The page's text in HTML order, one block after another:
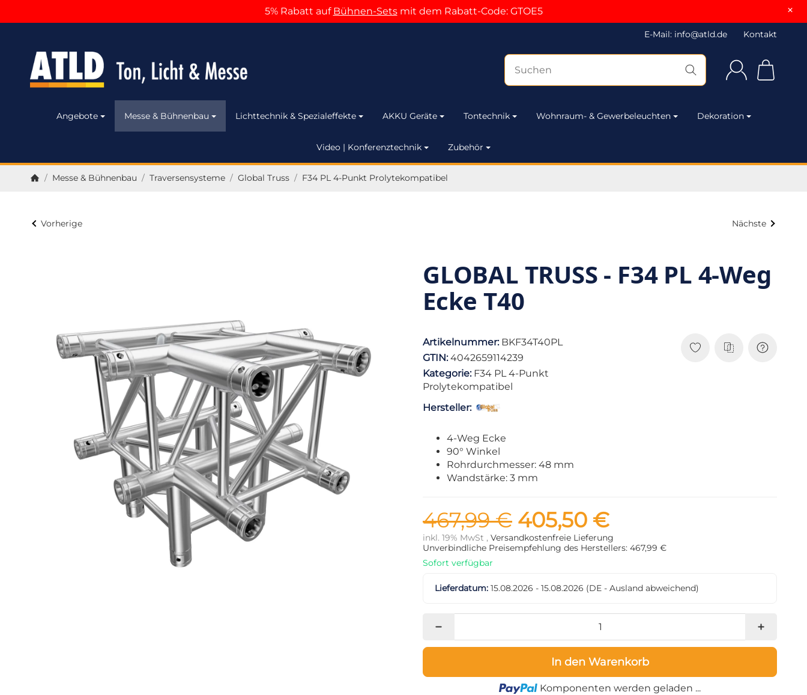
5% Rabatt auf Bühnen-Setsmit dem Rabatt-Code: GTOE5 ×
E-Mail: info@atld.de Kontakt
Angebote Messe & Bühnenbau Lichttechnik & Spezialeffekte AKKU Geräte Tontechnik Wohnraum- & Gewerbeleuchten Dekoration
Video | Konferenztechnik Zubehör
/ Messe & Bühnenbau / Traversensysteme / Global Truss / F34 PL 4-Punkt Prolytekompatibel
Vorherige Nächste
GLOBAL TRUSS - F34 PL 4-Weg
Ecke T40
Artikelnummer: BKF34T40PL
GTIN:4042659114239
Kategorie: F34 PL 4-Punkt
Prolytekompatibel
Hersteller:
4-Weg Ecke
90° Winkel
Rohrdurchmesser: 48 mm
Wandstärke: 3 mm
467,99 € 405,50 €
inkl. 19% MwSt , Versandkostenfreie Lieferung
Unverbindliche Preisempfehlung des Herstellers: 467,99 €
Sofort verfügbar
Lieferdatum: 15.08.2026 - 15.08.2026 (DE - Ausland abweichend)
In den Warenkorb
Loading...
Komponenten werden geladen ...